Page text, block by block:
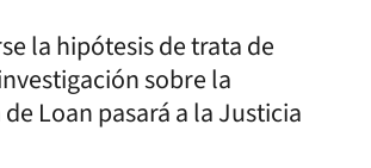
la hipótesis de trata de
sobre la
Loan pasará a la Justicia